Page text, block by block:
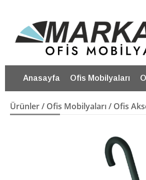
Anasayfa Ofis Mobilyaları
Ürünler/ Ofis Mobilyaları/ Ofis